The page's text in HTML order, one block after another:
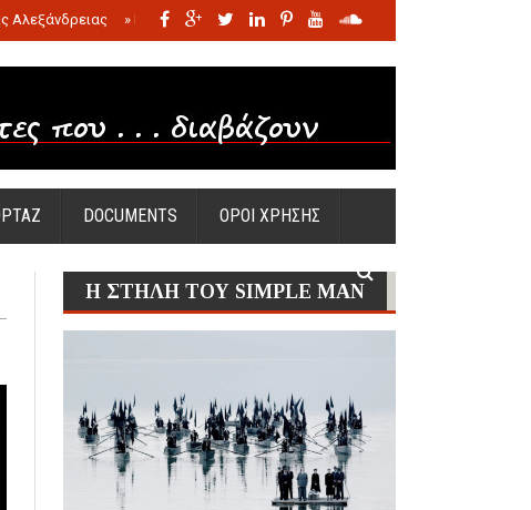
Αλεξάνδρειας » Η σφαγή των νηπίων της Σάντας
DOCUMENTS ΟΡΟΙ ΧΡΗΣΗΣ
Η ΣΤΗΛΗ ΤΟΥ SIMPLE MAN